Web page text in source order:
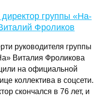
группы «На-
Фроликов
руководителя группы
Виталия Фроликова
на официальной
коллектива в соцсети.
скончался в 76 лет, и